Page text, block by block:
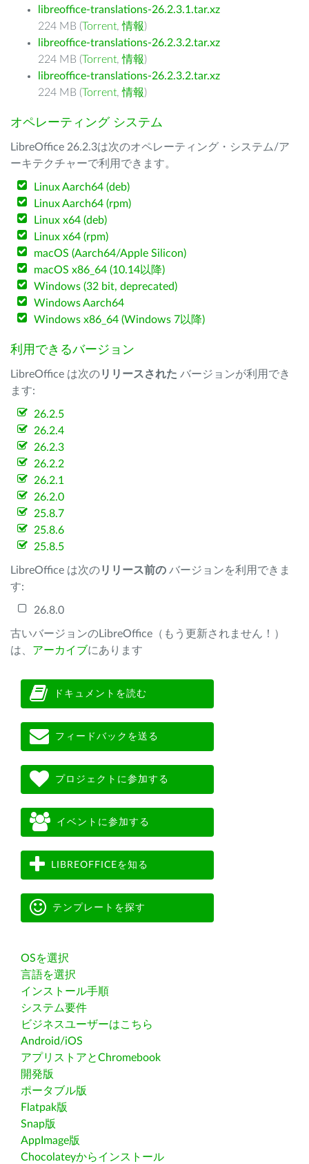
libreoffice-translations-26.2.3.1.tar.xz
224 MB (Torrent,情報)
libreoffice-translations-26.2.3.2.tar.xz
224 MB (Torrent,情報)
libreoffice-translations-26.2.3.2.tar.xz
224 MB (Torrent,情報)
オペレーティング システム
LibreOffice 26.2.3は次のオペレーティング・システム/ア
ーキテクチャーで利用できます。
Linux Aarch64 (deb)
Linux Aarch64 (rpm)
Linux x64 (deb)
Linux x64 (rpm)
macOS (Aarch64/Apple Silicon)
macOS x86_64 (10.14以降)
Windows (32 bit, deprecated)
Windows Aarch64
Windows x86_64 (Windows 7以降)
利用できるバージョン
LibreOffice は次のリリースされた バージョンが利用でき
ます:
26.2.5
26.2.4
26.2.3
26.2.2
26.2.1
26.2.0
25.8.7
25.8.6
25.8.5
LibreOffice は次のリリース前の バージョンを利用できま
す:
26.8.0
古いバージョンのLibreOffice（もう更新されません！）
は、 アーカイブにあります
ドキュメントを読む
フィードバックを送る
プロジェクトに参加する
イベントに参加する
LIBREOFFICEを知る
テンプレートを探す
OSを選択
言語を選択
インストール手順
システム要件
ビジネスユーザーはこちら
Android/iOS
アプリストアとChromebook
開発版
ポータブル版
Flatpak版
Snap版
AppImage版
Chocolateyからインストール